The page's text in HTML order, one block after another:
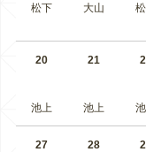
松下 大山
20
池上
21
池上
27 28